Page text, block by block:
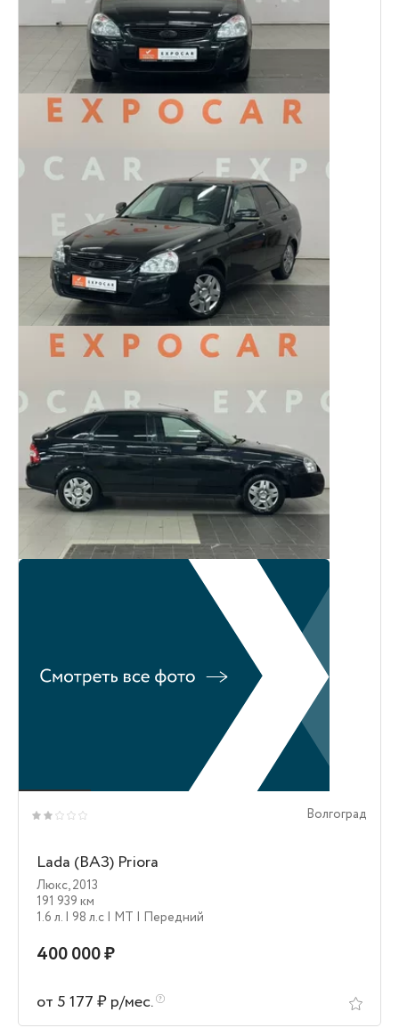
Волгоград
Lada (ВАЗ) Priora
Люкс,2013
191 939 км
1.6 л. | 98 л.c | MT | Передний
400 000 ₽
от 5 177 ₽ р/мес.